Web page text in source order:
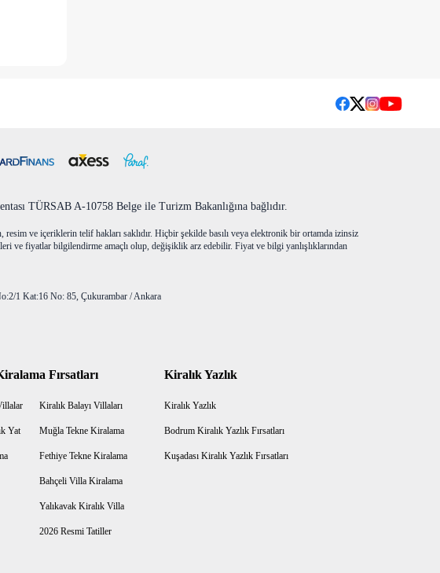
TÜRSAB A-10758 Belge ile Turizm Bakanlığına bağlıdır.
ve içeriklerin telif hakları saklıdır. Hiçbir şekilde basılı veya elektronik bir ortamda izinsiz
ve fiyatlar bilgilendirme amaçlı olup, değişiklik arz edebilir. Fiyat ve bilgi yanlışlıklarından
1 Kat:16 No: 85, Çukurambar / Ankara
Fırsatları
Kiralık Balayı Villaları
Yat Muğla Tekne Kiralama
Fethiye Tekne Kiralama
Bahçeli Villa Kiralama
Yalıkavak Kiralık Villa
2026 Resmi Tatiller
Kiralık Yazlık
Kiralık Yazlık
Bodrum Kiralık Yazlık Fırsatları
Kuşadası Kiralık Yazlık Fırsatları